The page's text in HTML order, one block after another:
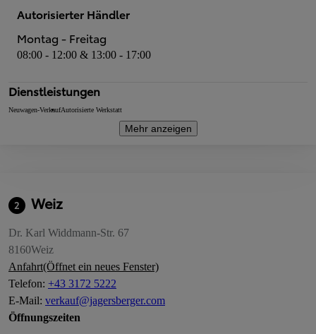
Autorisierter Händler
Montag - Freitag
08:00 - 12:00 & 13:00 - 17:00
Dienstleistungen
Neuwagen-VerkaufAutorisierte Werkstatt
Mehr anzeigen
2 Weiz
Dr. Karl Widdmann-Str. 67
8160Weiz
Anfahrt(Öffnet ein neues Fenster)
Telefon: +43 3172 5222
E-Mail: verkauf@jagersberger.com
Öffnungszeiten